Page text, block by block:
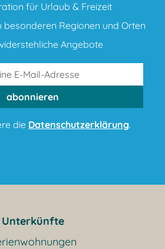
für Urlaub & Freizeit
besonderen Regionen und Orten
Angebote
abonnieren
die Datenschutzerklärung.
Unterkünfte